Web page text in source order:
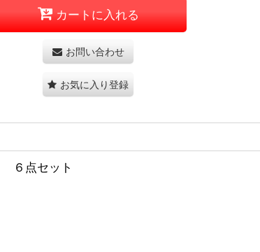
カートに入れる
お問い合わせ
お気に入り登録
６点セット